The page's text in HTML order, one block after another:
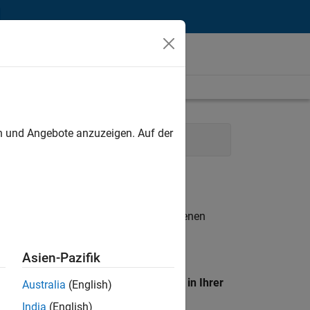
User Experience
. Wenn Sie noch immer keine offenen
unseres
Standort, um alle Stellenangebote in Ihrer
Angebote anzuzeigen. Auf der
Asien-Pazifik
Australia (English)
India (English)